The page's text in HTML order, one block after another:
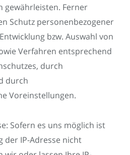
gewährleisten. Ferner
Schutz personenbezogener
bzw. Auswahl von
Verfahren entsprechend
durch
durch
Voreinstellungen.
Sofern es uns möglich ist
der IP-Adresse nicht